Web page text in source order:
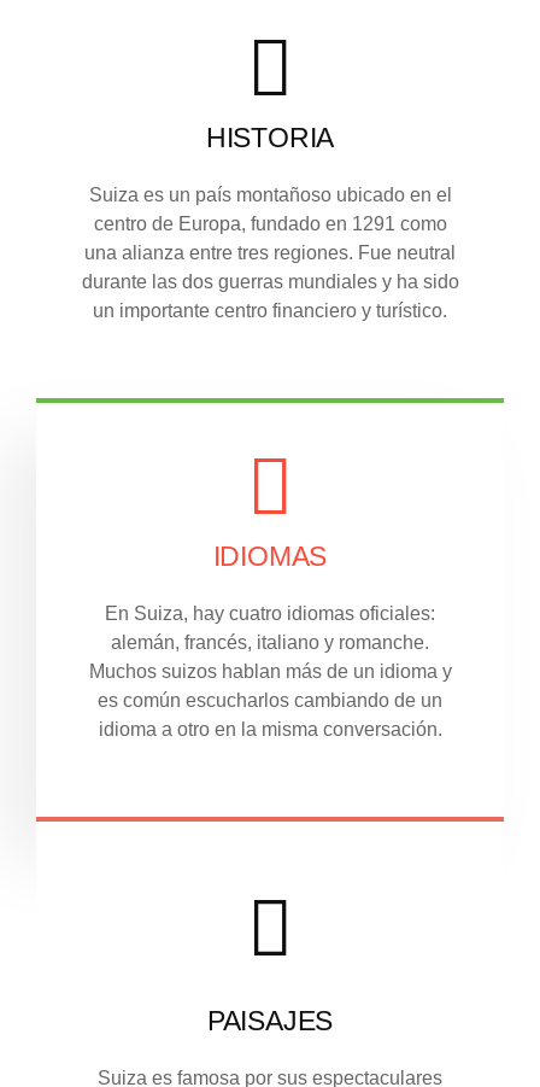
HISTORIA
Suiza es un país montañoso ubicado en el
centro de Europa, fundado en 1291 como
una alianza entre tres regiones. Fue neutral
durante las dos guerras mundiales y ha sido
un importante centro financiero y turístico.
IDIOMAS
En Suiza, hay cuatro idiomas oficiales:
alemán, francés, italiano y romanche.
Muchos suizos hablan más de un idioma y
es común escucharlos cambiando de un
idioma a otro en la misma conversación.
PAISAJES
Suiza es famosa por sus espectaculares